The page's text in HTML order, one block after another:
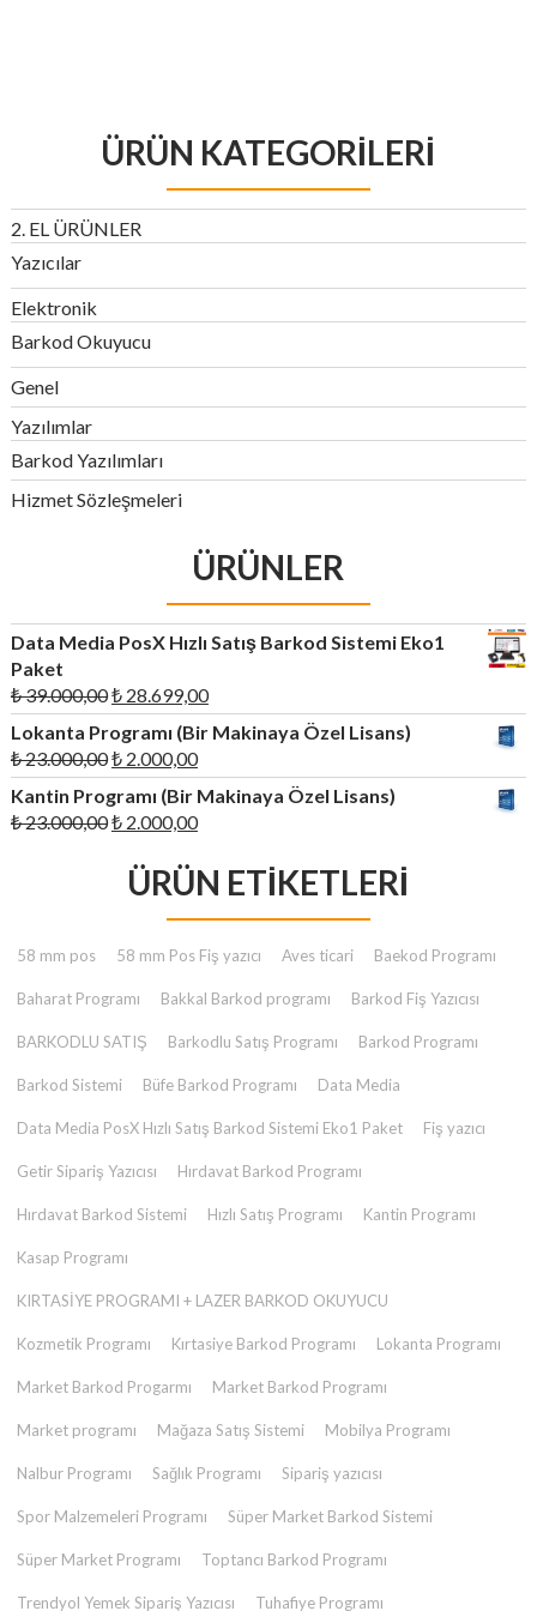
ÜRÜN KATEGORILERI
2. EL ÜRÜNLER
Yazıcılar
Elektronik
Barkod Okuyucu
Genel
Yazılımlar
Barkod Yazılımları
Hizmet Sözleşmeleri
ÜRÜNLER
Data Media PosX Hızlı Satış Barkod Sistemi Eko1
Paket
₺39.000,00Orijinal
fiyat:
₺ 39.000,00.
₺28.699,00Şu
andaki
fiyat:
₺ 28.699,00.
Lokanta Programı (Bir Makinaya Özel Lisans)
₺23.000,00Orijinal
fiyat:
₺ 23.000,00.
₺2.000,00Şu
andaki
fiyat:
₺ 2.000,00.
Kantin Programı (Bir Makinaya Özel Lisans)
₺23.000,00Orijinal
₺ 23.000,00.
₺2.000,00Şu
fiyat:
₺ 2.000,00.
ÜRÜN ETIKETLERI
58 mm pos 58 mm Pos Fiş yazıcı Aves ticari Baekod Programı
Baharat Programı Bakkal Barkod programı Barkod Fiş Yazıcısı
BARKODLU SATIŞ Barkodlu Satış Programı Barkod Programı
Barkod Sistemi Büfe Barkod Programı Data Media
Data Media PosX Hızlı Satış Barkod Sistemi Eko1 Paket Fiş yazıcı
Getir Sipariş Yazıcısı Hırdavat Barkod Programı
Hırdavat Barkod Sistemi Hızlı Satış Programı Kantin Programı
Kasap Programı
KIRTASİYE PROGRAMI + LAZER BARKOD OKUYUCU
Kozmetik Programı Kırtasiye Barkod Programı Lokanta Programı
Market Barkod Progarmı Market Barkod Programı
Market programı Mağaza Satış Sistemi Mobilya Programı
Nalbur Programı Sağlık Programı Sipariş yazıcısı
Spor Malzemeleri Programı Süper Market Barkod Sistemi
Süper Market Programı Toptancı Barkod Programı
Trendyol Yemek Sipariş Yazıcısı Tuhafiye Programı